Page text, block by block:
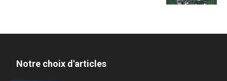
Notre choix d'articles